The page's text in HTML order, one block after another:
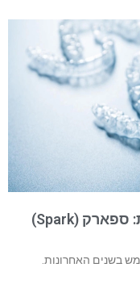
השוואה בין מותגי קשתיות שקופות: ספארק (Spark)
בשנים האחרונות.